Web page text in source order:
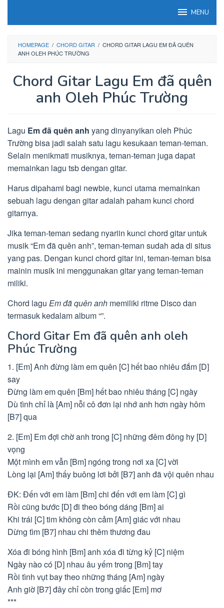
MENU
HOMEPAGE / CHORD GITAR / CHORD GITAR LAGU EM ĐÃ QUÊN
ANH OLEH PHÚC TRƯỜNG
Chord Gitar Lagu Em đã quên
anh Oleh Phúc Trường
Lagu Em đã quên anh yang dinyanyikan oleh Phúc
Trường bisa jadi salah satu lagu kesukaan teman-teman.
Selain menikmati musiknya, teman-teman juga dapat
memainkan lagu tsb dengan gitar.
Harus dipahami bagi newbie, kunci utama memainkan
sebuah lagu dengan gitar adalah paham kunci chord
gitarnya.
Jika teman-teman sedang nyariin kunci chord gitar untuk
musik “Em đã quên anh”, teman-teman sudah ada di situs
yang pas. Dengan kunci chord gitar ini, teman-teman bisa
mainin musik ini menggunakan gitar yang teman-teman
miliki.
Chord lagu Em đã quên anh memiliki ritme Disco dan
termasuk kedalam album “”.
Chord Gitar Em đã quên anh oleh
Phúc Trường
1. [Em] Anh đừng làm em quên [C] hết bao nhiêu đắm [D]
say
Đừng làm em quên [Bm] hết bao nhiêu tháng [C] ngày
Dù tình chỉ là [Am] nỗi cô đơn lại nhớ anh hơn ngày hôm
[B7] qua
2. [Em] Em đợi chờ anh trong [C] những đêm đông hy [D]
vọng
Một mình em vẫn [Bm] ngóng trong nơi xa [C] vời
Lòng lại [Am] thấy buông lơi bởi [B7] anh đã vội quên nhau
ĐK: Đến với em làm [Bm] chi đến với em làm [C] gì
Rồi cũng bước [D] đi theo bóng dáng [Bm] ai
Khi trái [C] tim không còn cảm [Am] giác với nhau
Dừng tìm [B7] nhau chi thêm thương đau
Xóa đi bóng hình [Bm] anh xóa đi từng kỷ [C] niệm
Ngày nào có [D] nhau âu yếm trong [Bm] tay
Rồi tình vụt bay theo những tháng [Am] ngày
Anh giờ [B7] đây chỉ còn trong giấc [Em] mơ
***